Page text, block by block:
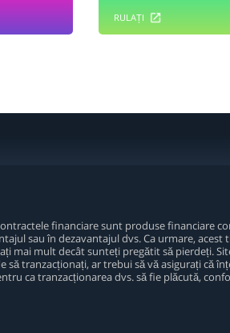
RULAȚI
financiare sunt produse financiare
sau în dezavantajul dvs. Ca urmare,
mai mult decât sunteți pregătit să pierdeți.
tranzacționați, ar trebui să vă asigurați că
ca tranzacționarea dvs. să fie plăcută,